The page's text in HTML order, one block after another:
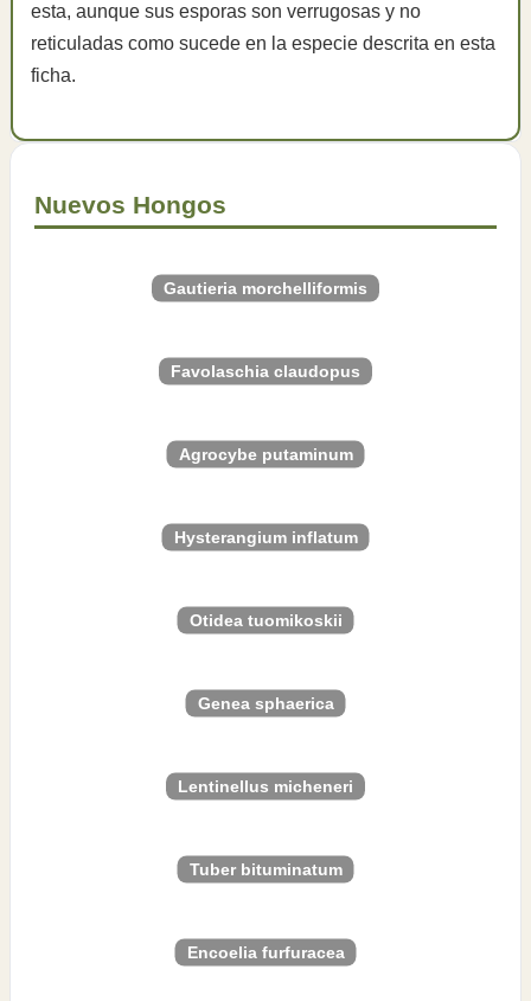
esta, aunque sus esporas son verrugosas y no
reticuladas como sucede en la especie descrita en esta
ficha.
Nuevos Hongos
Gautieria morchelliformis
Favolaschia claudopus
Agrocybe putaminum
Hysterangium inflatum
Otidea tuomikoskii
Genea sphaerica
Lentinellus micheneri
Tuber bituminatum
Encoelia furfuracea